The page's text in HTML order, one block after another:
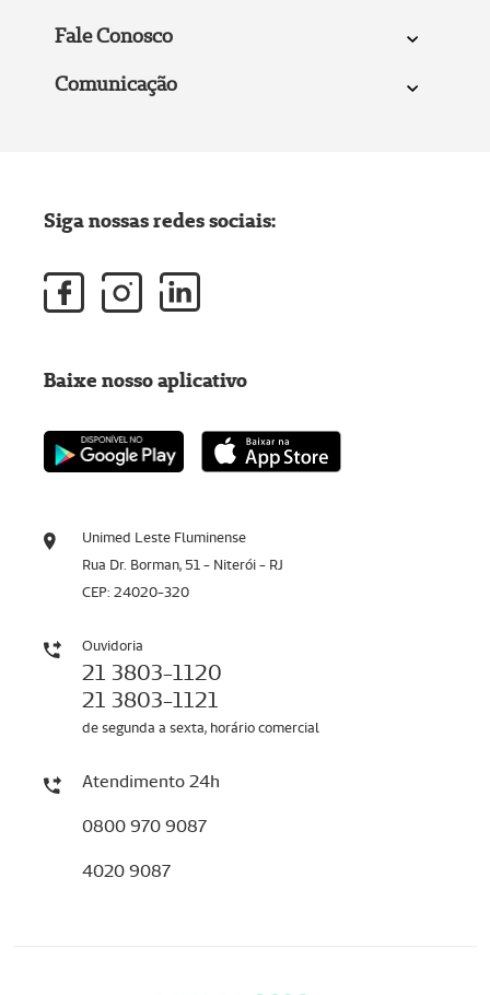
Fale Conosco
Comunicação
Unimed Leste Fluminense
Rua Dr. Borman, 51 - Niterói - RJ
CEP: 24020-320
Ouvidoria
21 3803-1120
21 3803-1121
de segunda a sexta, horário comercial
Atendimento 24h
0800 970 9087
4020 9087
Siga nossas redes sociais:
Baixe nosso aplicativo